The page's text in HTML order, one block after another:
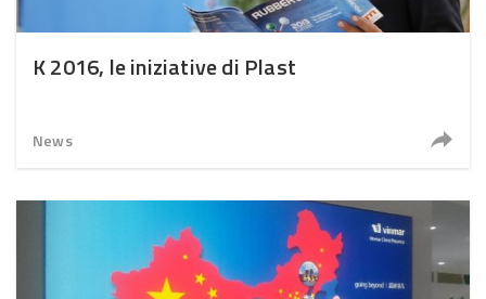
K 2016, le iniziative di Plast
News